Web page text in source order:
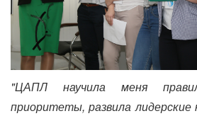
"ЦАПЛ научила меня
приоритеты, развила лидерские